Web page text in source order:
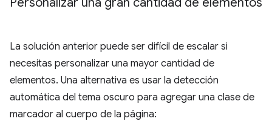
La solución anterior puede ser difícil de escalar si
necesitas personalizar una mayor cantidad de
elementos. Una alternativa es usar la detección
automática del tema oscuro para agregar una clase de
marcador al cuerpo de la página: